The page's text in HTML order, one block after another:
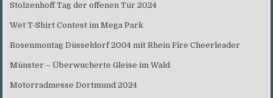
Stolzenhoff Tag der offenen Tür 2024
Wet T-Shirt Contest im Mega Park
Rosenmontag Düsseldorf 2004 mit Rhein Fire Cheerleader
Münster – Überwucherte Gleise im Wald
Motorradmesse Dortmund 2024